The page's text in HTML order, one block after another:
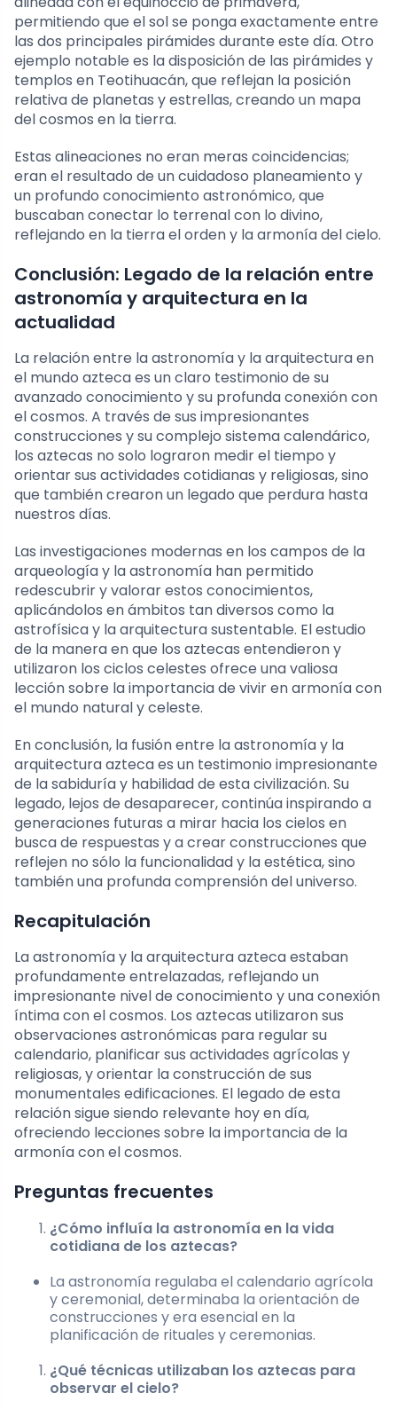
permitiendo que el sol se ponga exactamente entre
las dos principales pirámides durante este día. Otro
ejemplo notable es la disposición de las pirámides y
templos en Teotihuacán, que reflejan la posición
relativa de planetas y estrellas, creando un mapa
del cosmos en la tierra.
Estas alineaciones no eran meras coincidencias;
eran el resultado de un cuidadoso planeamiento y
un profundo conocimiento astronómico, que
buscaban conectar lo terrenal con lo divino,
reflejando en la tierra el orden y la armonía del cielo.
Conclusión: Legado de la relación entre
astronomía y arquitectura en la
actualidad
La relación entre la astronomía y la arquitectura en
el mundo azteca es un claro testimonio de su
avanzado conocimiento y su profunda conexión con
el cosmos. A través de sus impresionantes
construcciones y su complejo sistema calendárico,
los aztecas no solo lograron medir el tiempo y
orientar sus actividades cotidianas y religiosas, sino
que también crearon un legado que perdura hasta
nuestros días.
Las investigaciones modernas en los campos de la
arqueología y la astronomía han permitido
redescubrir y valorar estos conocimientos,
aplicándolos en ámbitos tan diversos como la
astrofísica y la arquitectura sustentable. El estudio
de la manera en que los aztecas entendieron y
utilizaron los ciclos celestes ofrece una valiosa
lección sobre la importancia de vivir en armonía con
el mundo natural y celeste.
En conclusión, la fusión entre la astronomía y la
arquitectura azteca es un testimonio impresionante
de la sabiduría y habilidad de esta civilización. Su
legado, lejos de desaparecer, continúa inspirando a
generaciones futuras a mirar hacia los cielos en
busca de respuestas y a crear construcciones que
reflejen no sólo la funcionalidad y la estética, sino
también una profunda comprensión del universo.
Recapitulación
La astronomía y la arquitectura azteca estaban
profundamente entrelazadas, reflejando un
impresionante nivel de conocimiento y una conexión
íntima con el cosmos. Los aztecas utilizaron sus
observaciones astronómicas para regular su
calendario, planificar sus actividades agrícolas y
religiosas, y orientar la construcción de sus
monumentales edificaciones. El legado de esta
relación sigue siendo relevante hoy en día,
ofreciendo lecciones sobre la importancia de la
armonía con el cosmos.
Preguntas frecuentes
¿Cómo influía la astronomía en la vida
cotidiana de los aztecas?
La astronomía regulaba el calendario agrícola
y ceremonial, determinaba la orientación de
construcciones y era esencial en la
planificación de rituales y ceremonias.
¿Qué técnicas utilizaban los aztecas para
observar el cielo?